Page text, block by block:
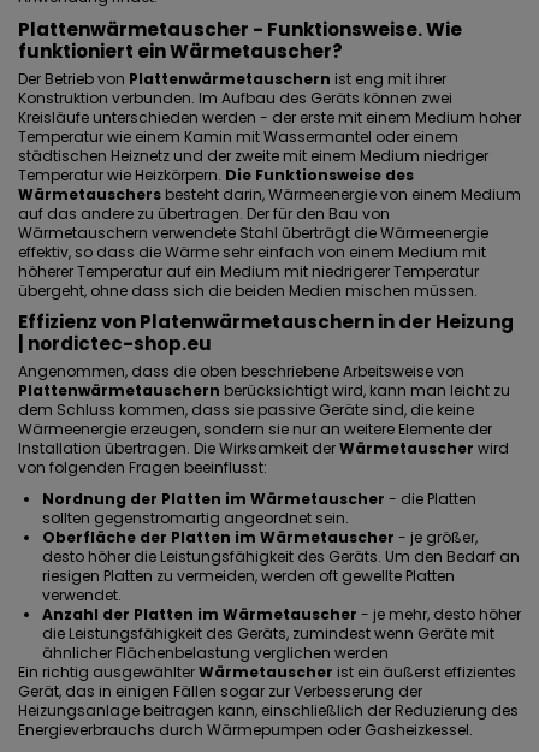
Plattenwärmetauscher - Funktionsweise. Wie
funktioniert ein Wärmetauscher?
Der Betrieb von Plattenwärmetauschern ist eng mit ihrer
Konstruktion verbunden. Im Aufbau des Geräts können zwei
Kreisläufe unterschieden werden - der erste mit einem Medium hoher
Temperatur wie einem Kamin mit Wassermantel oder einem
städtischen Heiznetz und der zweite mit einem Medium niedriger
Temperatur wie Heizkörpern. Die Funktionsweise des
Wärmetauschers besteht darin, Wärmeenergie von einem Medium
auf das andere zu übertragen. Der für den Bau von
Wärmetauschern verwendete Stahl überträgt die Wärmeenergie
effektiv, so dass die Wärme sehr einfach von einem Medium mit
höherer Temperatur auf ein Medium mit niedrigerer Temperatur
übergeht, ohne dass sich die beiden Medien mischen müssen.
Effizienz von Platenwärmetauschern in der Heizung
| nordictec-shop.eu
Angenommen, dass die oben beschriebene Arbeitsweise von
Plattenwärmetauschern berücksichtigt wird, kann man leicht zu
dem Schluss kommen, dass sie passive Geräte sind, die keine
Wärmeenergie erzeugen, sondern sie nur an weitere Elemente der
Installation übertragen. Die Wirksamkeit derWärmetauscher wird
von folgenden Fragen beeinflusst:
Nordnung der Platten im Wärmetauscher - die Platten
sollten gegenstromartig angeordnet sein.
Oberfläche der Platten im Wärmetauscher - je größer,
desto höher die Leistungsfähigkeit des Geräts. Um den Bedarf an
riesigen Platten zu vermeiden, werden oft gewellte Platten
verwendet.
Anzahl der Platten im Wärmetauscher - je mehr, desto höher
die Leistungsfähigkeit des Geräts, zumindest wenn Geräte mit
ähnlicher Flächenbelastung verglichen werden
Ein richtig ausgewählterWärmetauscher ist ein äußerst effizientes
Gerät, das in einigen Fällen sogar zur Verbesserung der
Heizungsanlage beitragen kann, einschließlich der Reduzierung des
Energieverbrauchs durch Wärmepumpen oder Gasheizkessel.